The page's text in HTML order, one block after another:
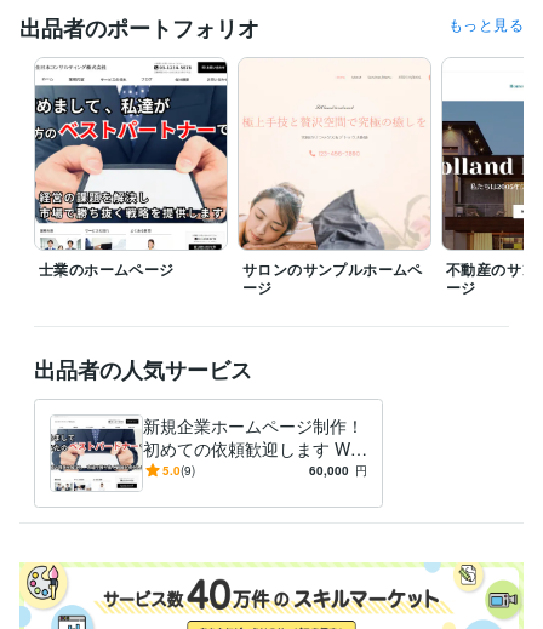
出品者のポートフォリオ もっと見る
士業のホームページ
サロンのサンプルホームペ
ージ
不動産のサン
ージ
出品者の人気サービス
新規企業ホームページ制作！
初めての依頼歓迎します We
bサイト制作からアフターサ
5.0(9) 60,000 円